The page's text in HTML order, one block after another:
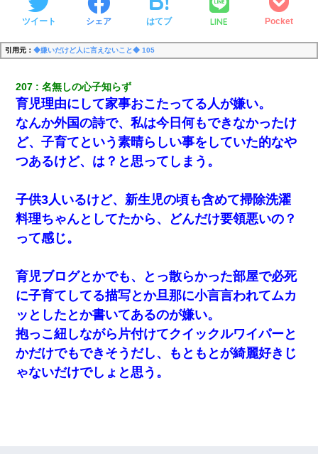
ツイート シェア はてブ LINE Pocket
引用元： ◆嫌いだけど人に言えないこと◆ 105
207 名無しの心子知らず
育児理由にして家事おこたってる人が嫌い。
なんか外国の詩で、私は今日何もできなかったけ
ど、子育てという素晴らしい事をしていた的なや
つあるけど、は？と思ってしまう。
子供3人いるけど、新生児の頃も含めて掃除洗濯
料理ちゃんとしてたから、どんだけ要領悪いの？
って感じ。
育児ブログとかでも、とっ散らかった部屋で必死
に子育てしてる描写とか旦那に小言言われてムカ
ッとしたとか書いてあるのが嫌い。
抱っこ紐しながら片付けてクイックルワイパーと
かだけでもできそうだし、もともとが綺麗好きじ
ゃないだけでしょと思う。